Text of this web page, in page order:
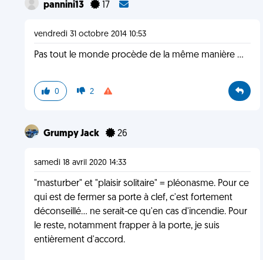
pannini13 17
vendredi 31 octobre 2014 10:53
Pas tout le monde procède de la même manière …
0 2
Grumpy Jack 26
samedi 18 avril 2020 14:33
"masturber" et "plaisir solitaire" = pléonasme. Pour ce
qui est de fermer sa porte à clef, c'est fortement
déconseillé... ne serait-ce qu'en cas d'incendie. Pour
le reste, notamment frapper à la porte, je suis
entièrement d'accord.